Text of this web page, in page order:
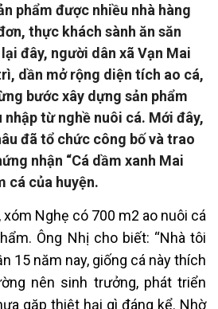
phẩm được nhiều nhà hàng
thực khách sành ăn săn
đây, người dân xã Vạn Mai
dần mở rộng diện tích ao cá,
bước xây dựng sản phẩm
nhập từ nghề nuôi cá. Mới đây,
đã tổ chức công bố và trao
nhận “Cá dầm xanh Mai
cá của huyện.
xóm Nghẹ có 700 m2 ao nuôi cá
Ông Nhị cho biết: “Nhà tôi
15 năm nay, giống cá này thích
nên sinh trưởng, phát triển
gặp thiệt hại gì đáng kể. Nhờ